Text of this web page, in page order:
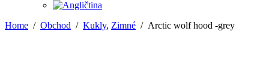
Home / Obchod / Kukly, Zimné / Arctic wolf hood -grey